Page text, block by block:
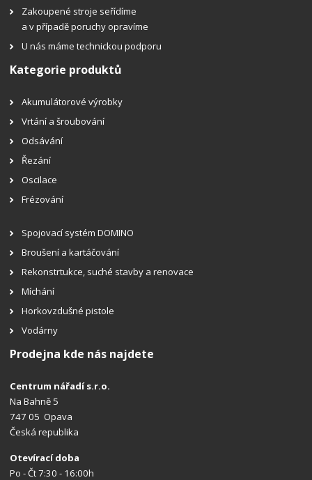
Zakoupené stroje seřídíme
a v případě poruchy opravíme
U nás máme technickou podporu
Kategorie produktů
Akumulátorové výrobky
Vrtání a šroubování
Odsávání
Řezání
Oscilace
Frézování
Spojovací systém DOMINO
Broušení a kartáčování
Rekonstrtukce, suché stavby a renovace
Míchání
Horkovzdušné pistole
Vodárny
Prodejna kde nás najdete
Centrum nářadí s.r.o.
Na Bahně 5
747 05 Opava
Česká republika
Otevírací doba
Po - Čt 7:30 - 16:00h